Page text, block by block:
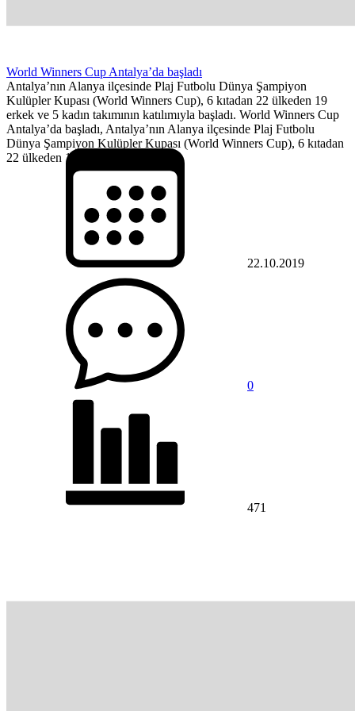
World Winners Cup Antalya’da başladı
Antalya’nın Alanya ilçesinde Plaj Futbolu Dünya Şampiyon
Kulüpler Kupası (World Winners Cup), 6 kıtadan 22 ülkeden 19
erkek ve 5 kadın takımının katılımıyla başladı. World Winners Cup
Antalya’da başladı, Antalya’nın Alanya ilçesinde Plaj Futbolu
Dünya Şampiyon Kulüpler Kupası (World Winners Cup), 6 kıtadan
22 ülkeden 19 erkek ve 5 kadın...
22.10.2019
0
471